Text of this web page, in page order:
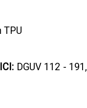
TPU
DGUV 112 - 191,